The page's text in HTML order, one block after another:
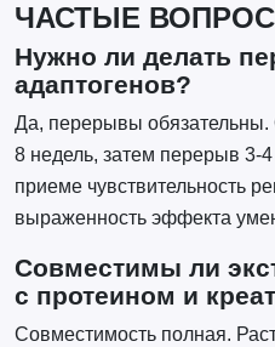
ЧАСТЫЕ
Нужно ли делать
адаптогенов?
Да, перерывы обязательны.
8 недель, затем перерыв
приеме чувствительность
выраженность эффекта
Совместимы ли
с протеином и
Совместимость полная.